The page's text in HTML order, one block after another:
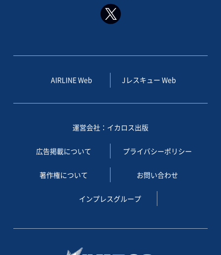
AIRLINE Web Jレスキュー Web
運営会社：イカロス出版
広告掲載について プライバシーポリシー
著作権について お問い合わせ
インプレスグループ